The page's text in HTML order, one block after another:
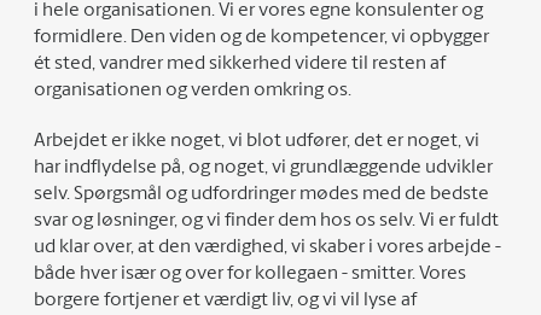
i hele organisationen. Vi er vores egne konsulenter og
formidlere. Den viden og de kompetencer, vi opbygger
ét sted, vandrer med sikkerhed videre til resten af
organisationen og verden omkring os.
Arbejdet er ikke noget, vi blot udfører, det er noget, vi
har indflydelse på, og noget, vi grundlæggende udvikler
selv. Spørgsmål og udfordringer mødes med de bedste
svar og løsninger, og vi finder dem hos os selv. Vi er fuldt
ud klar over, at den værdighed, vi skaber i vores arbejde -
både hver især og over for kollegaen - smitter. Vores
borgere fortjener et værdigt liv, og vi vil lyse af